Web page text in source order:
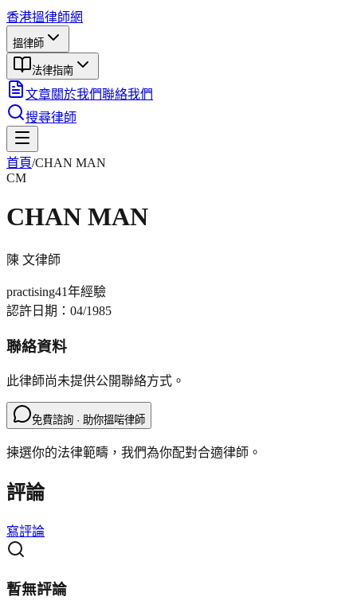
香港搵律師網
搵律師
法律指南
文章關於我們聯絡我們
搜尋律師
首頁/CHAN MAN
CM
CHAN MAN
陳 文律師
practising41年經驗
認許日期： 04/1985
聯絡資料
此律師尚未提供公開聯絡方式。
免費諮詢 · 助你搵啱律師
揀選你的法律範疇，我們為你配對合適律師。
評論
寫評論
暫無評論